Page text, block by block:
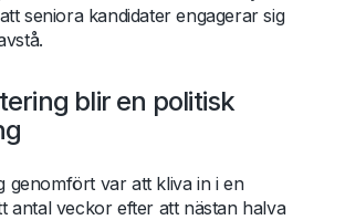
seniora kandidater engagerar sig
blir en politisk
genomfört var att kliva in i en
antal veckor efter att nästan halva